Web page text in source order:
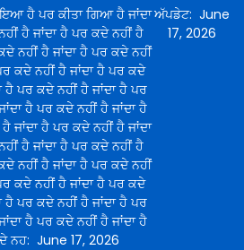
ਹੈ ਪਰ ਕੀਤਾ ਗਿਆ ਹੈ ਜਾਂਦਾ
ਹੈ ਜਾਂਦਾ ਹੈ ਪਰ ਕਦੇ ਨਹੀਂ ਹੈ
ਨਹੀਂ ਹੈ ਜਾਂਦਾ ਹੈ ਪਰ ਕਦੇ ਨਹੀਂ
ਕਦੇ ਨਹੀਂ ਹੈ ਜਾਂਦਾ ਹੈ ਪਰ ਕਦੇ
ਹੈ ਪਰ ਕਦੇ ਨਹੀਂ ਹੈ ਜਾਂਦਾ ਹੈ ਪਰ
ਹੈ ਪਰ ਕਦੇ ਨਹੀਂ ਹੈ ਜਾਂਦਾ ਹੈ
ਜਾਂਦਾ ਹੈ ਪਰ ਕਦੇ ਨਹੀਂ ਹੈ ਜਾਂਦਾ
ਹੈ ਜਾਂਦਾ ਹੈ ਪਰ ਕਦੇ ਨਹੀਂ ਹੈ
ਨਹੀਂ ਹੈ ਜਾਂਦਾ ਹੈ ਪਰ ਕਦੇ ਨਹੀਂ
ਕਦੇ ਨਹੀਂ ਹੈ ਜਾਂਦਾ ਹੈ ਪਰ ਕਦੇ
ਹੈ ਪਰ ਕਦੇ ਨਹੀਂ ਹੈ ਜਾਂਦਾ ਹੈ ਪਰ
ਹੈ ਪਰ ਕਦੇ ਨਹੀਂ ਹੈ ਜਾਂਦਾ ਹੈ
ਨਹ: June 17, 2026
ਅੱਪਡੇਟ: June
17, 2026